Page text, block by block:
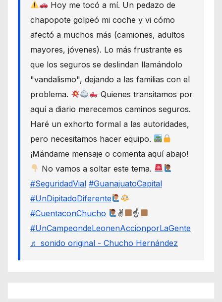
Hoy me tocó a mí. Un pedazo de
chapopote golpeó mi coche y vi cómo
afectó a muchos más (camiones, adultos
mayores, jóvenes). Lo más frustrante es
que los seguros se deslindan llamándolo
"vandalismo", dejando a las familias con el
problema.
Quienes transitamos por
aquí a diario merecemos caminos seguros.
Haré un exhorto formal a las autoridades,
pero necesitamos hacer equipo.
¡Mándame mensaje o comenta aquí abajo!
No vamos a soltar este tema.
#SeguridadVial #GuanajuatoCapital
#UnDipitadoDiferente
#CuentaconChucho
✌
☝
#UnCampeondeLeonenAccionporLaGente
♬ sonido original - Chucho Hernández